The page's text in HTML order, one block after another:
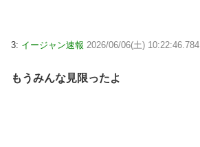
3: イージャン速報 2026/06/06(土) 10:22:46.784
もうみんな見限ったよ